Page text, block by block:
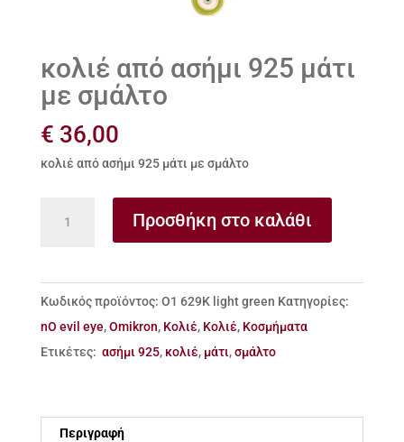
κολιέ από ασήμι 925 μάτι
με σμάλτο
€ 36,00
κολιέ από ασήμι 925 μάτι με σμάλτο
925
μάτι
με
σμάλτο
Προσθήκη στο καλάθι
Κωδικός προϊόντος: Ο1 629Κ light green Κατηγορίες:
nO evil eye,Omikron, Κολιέ, Κολιέ, Κοσμήματα
Ετικέτες: ασήμι 925, κολιέ, μάτι,σμάλτο
Περιγραφή